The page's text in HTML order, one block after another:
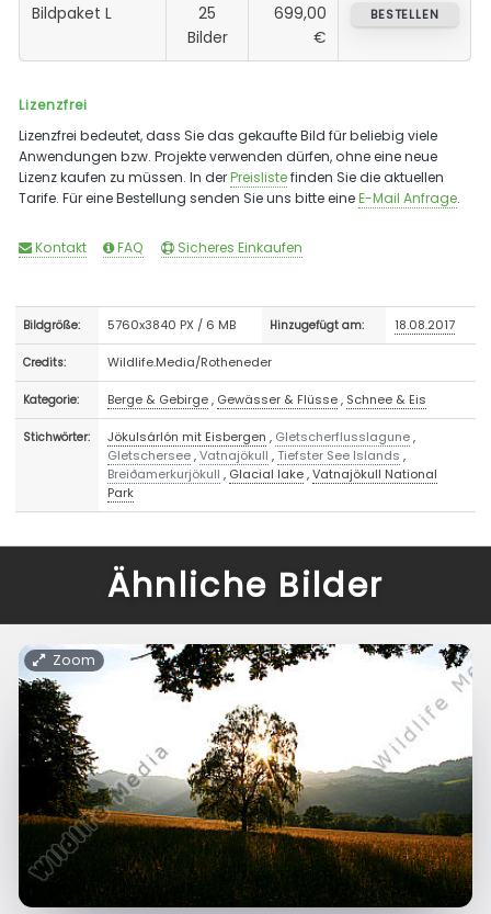
Bildpaket L
25
Bilder
699,00
€
BESTELLEN
Lizenzfrei
Lizenzfrei bedeutet, dass Sie das gekaufte Bild für beliebig viele
Anwendungen bzw. Projekte verwenden dürfen, ohne eine neue
Lizenz kaufen zu müssen. In derPreislistefinden Sie die aktuellen
Tarife. Für eine Bestellung senden Sie uns bitte eineE-Mail Anfrage.
Kontakt FAQ Sicheres Einkaufen
Bildgröße: 5760x3840 PX / 6 MB Hinzugefügt am: 18.08.2017
Credits: Wildlife.Media/Rotheneder
Kategorie: Berge & Gebirge, Gewässer & Flüsse, Schnee & Eis
Stichwörter: Jökulsárlón mit Eisbergen , Gletscherflusslagune,
Gletschersee,Vatnajökull ,Tiefster See Islands ,
Breiðamerkurjökull , Glacial lake,Vatnajökull National
Park
Ähnliche Bilder
Zoom